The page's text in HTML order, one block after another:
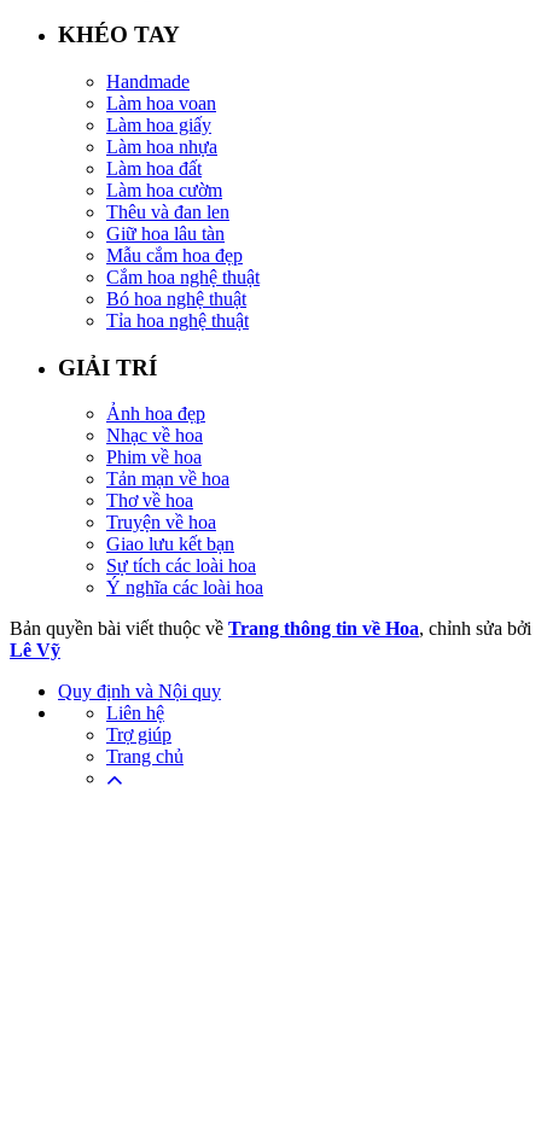
KHÉO TAY
Handmade
Làm hoa voan
Làm hoa giấy
Làm hoa nhựa
Làm hoa đất
Làm hoa cườm
Thêu và đan len
Giữ hoa lâu tàn
Mẫu cắm hoa đẹp
Cắm hoa nghệ thuật
Bó hoa nghệ thuật
Tỉa hoa nghệ thuật
GIẢI TRÍ
Ảnh hoa đẹp
Nhạc về hoa
Phim về hoa
Tản mạn về hoa
Thơ về hoa
Truyện về hoa
Giao lưu kết bạn
Sự tích các loài hoa
Ý nghĩa các loài hoa
Bản quyền bài viết thuộc về Trang thông tin về Hoa, chỉnh sửa bởi
Lê Vỹ
Quy định và Nội quy
Liên hệ
Trợ giúp
Trang chủ